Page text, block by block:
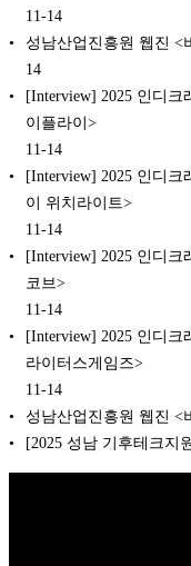
11-14
성남산업진흥원 웹진 <
14
[Interview] 2025 인디
이플라이>
11-14
[Interview] 2025 인디
이 위치라이트>
11-14
[Interview] 2025 인디
코브>
11-14
[Interview] 2025 인디
라이터스게임즈>
11-14
성남산업진흥원 웹진 <
[2025 성남 기후테크지